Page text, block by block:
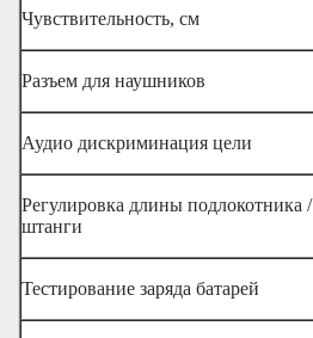
Чувствительность, см
Разъем для наушников
Аудио дискриминация цели
Регулировка длины подлокотника /
штанги
Тестирование заряда батарей